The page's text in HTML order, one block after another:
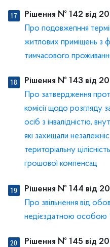
Рішення № 142 від
Про подовжепння
житлових приміщень з
тимчасового
Рішення № 143 від
Про затвердження
комісії щодо розгляду
осіб з інвалідністю,
які захищали
територіальну
грошової компенсац
Рішення № 144 від
Про звільнення від
недієздатною
Рішення № 145 від